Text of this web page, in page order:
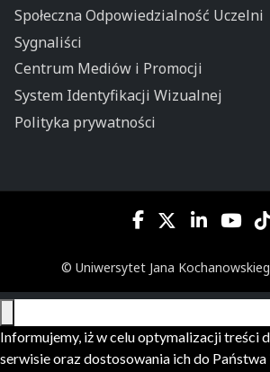
Społeczna Odpowiedzialność Uczelni
Sygnaliści
Centrum Mediów i Promocji
System Identyfikacji Wizualnej
Polityka prywatności
© Uniwersytet Jana
Informujemy, iż w celu optymalizacji treści
serwisie oraz dostosowania ich do